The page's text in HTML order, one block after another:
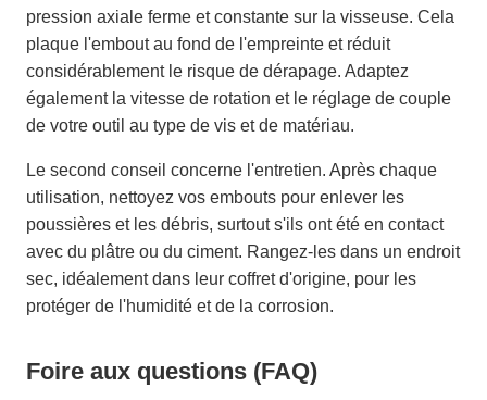
pression axiale ferme et constante sur la visseuse. Cela
plaque l'embout au fond de l'empreinte et réduit
considérablement le risque de dérapage. Adaptez
également la vitesse de rotation et le réglage de couple
de votre outil au type de vis et de matériau.
Le second conseil concerne l'entretien. Après chaque
utilisation, nettoyez vos embouts pour enlever les
poussières et les débris, surtout s'ils ont été en contact
avec du plâtre ou du ciment. Rangez-les dans un endroit
sec, idéalement dans leur coffret d'origine, pour les
protéger de l'humidité et de la corrosion.
Foire aux questions (FAQ)